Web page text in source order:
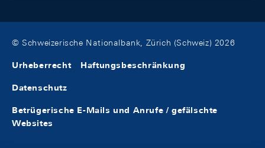
© Schweizerische Nationalbank, Zürich (Schweiz) 2026
Urheberrecht Haftungsbeschränkung
Datenschutz
Betrügerische E-Mails und Anrufe / gefälschte
Websites